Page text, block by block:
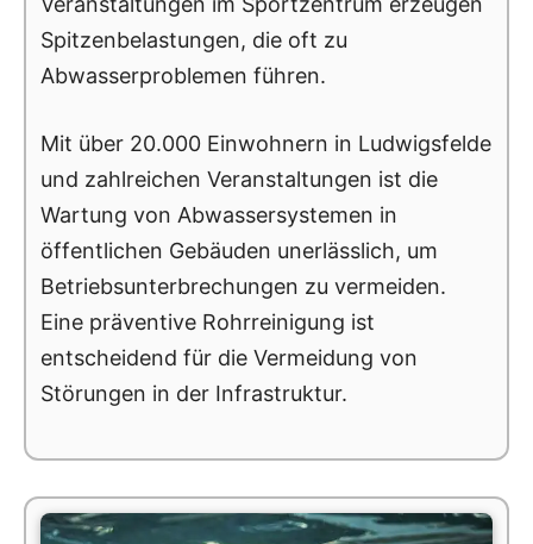
Spitzenbelastungen, die oft zu
Abwasserproblemen führen.
Mit über 20.000 Einwohnern in Ludwigsfelde
und zahlreichen Veranstaltungen ist die
Wartung von Abwassersystemen in
öffentlichen Gebäuden unerlässlich, um
Betriebsunterbrechungen zu vermeiden.
Eine präventive Rohrreinigung ist
entscheidend für die Vermeidung von
Störungen in der Infrastruktur.